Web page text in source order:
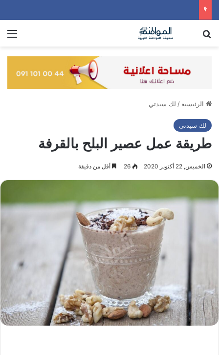
الرئيسية / لك سيدتي
لك سيدتي
طريقة عمل عصير البلح بالقرفة
الخميس, 22 أكتوبر 2020 26 أقل من دقيقة